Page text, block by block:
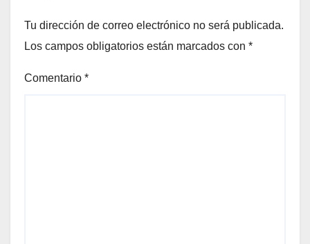
Tu dirección de correo electrónico no será publicada.
Los campos obligatorios están marcados con *
Comentario *